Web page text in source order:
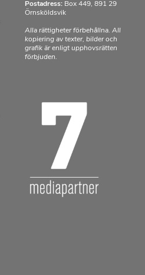
Postadress: Box 449, 891 29
Örnsköldsvik
Alla rättigheter förbehållna. All
kopiering av texter, bilder och
grafik är enligt upphovsrätten
förbjuden.